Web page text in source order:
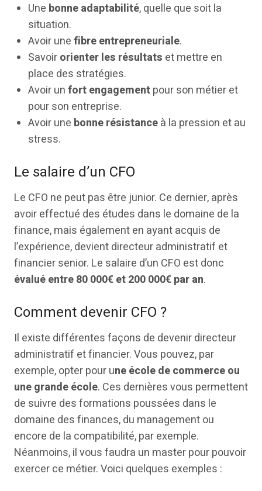
Une bonne adaptabilité, quelle que soit la
situation.
Avoir unefibre entrepreneuriale.
Savoirorienter les résultats et mettre en
place des stratégies.
Avoir unfort engagementpour son métier et
pour son entreprise.
Avoir une bonne résistanceà la pression et au
stress.
Le salaire d’un CFO
Le CFO ne peut pas être junior. Ce dernier, après
avoir effectué des études dans le domaine de la
finance, mais également en ayant acquis de
l’expérience, devient directeur administratif et
financier senior. Le salaire d’un CFO est donc
évalué entre 80 000€ et 200 000€ par an.
Comment devenir CFO ?
Il existe différentes façons de devenir directeur
administratif et financier. Vous pouvez, par
exemple, opter pour une école de commerce ou
une grande école. Ces dernières vous permettent
de suivre des formations poussées dans le
domaine des finances, du management ou
encore de la compatibilité, par exemple.
Néanmoins, il vous faudra un master pour pouvoir
exercer ce métier. Voici quelques exemples :